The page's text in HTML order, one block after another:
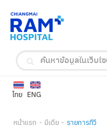
ENG
ไทย
หน้าแรก มีเดีย รายการทีวี